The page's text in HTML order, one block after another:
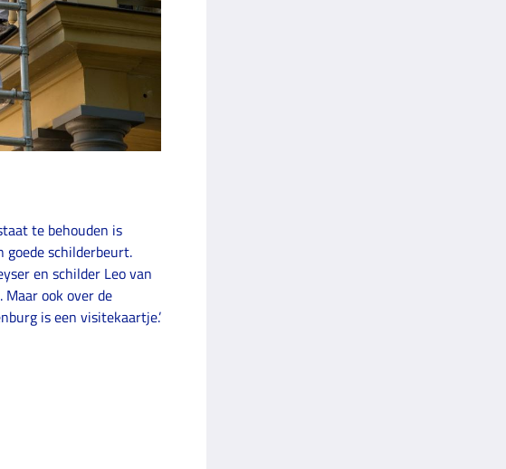
te behouden is
goede schilderbeurt.
en schilder Leo van
ook over de
is een visitekaartje.’